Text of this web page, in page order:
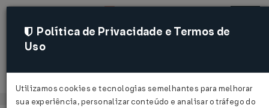
Acessar
Política de Privacidade e Termos de
Uso
Utilizamos cookies e tecnologias semelhantes para melhorar
sua experiência, personalizar conteúdo e analisar o tráfego do